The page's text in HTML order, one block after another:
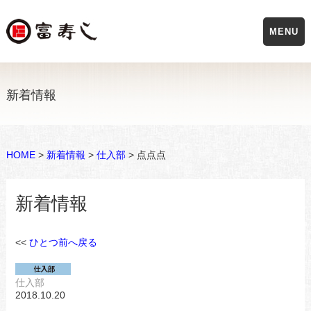
新着情報
HOME> 新着情報 > 仕入部> 点点点
新着情報
<< ひとつ前へ戻る
仕入部
2018.10.20
MENU